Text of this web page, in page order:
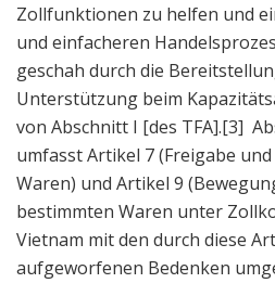
Zollfunktionen zu helfen und
und einfacheren
geschah durch die
Unterstützung beim
von Abschnitt I [des TFA].[3]
umfasst Artikel 7 (Freigabe
Waren) und Artikel 9
bestimmten Waren unter
Vietnam mit den durch diese
aufgeworfenen Bedenken